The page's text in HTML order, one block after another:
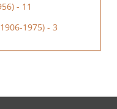
- 11
1975) - 3